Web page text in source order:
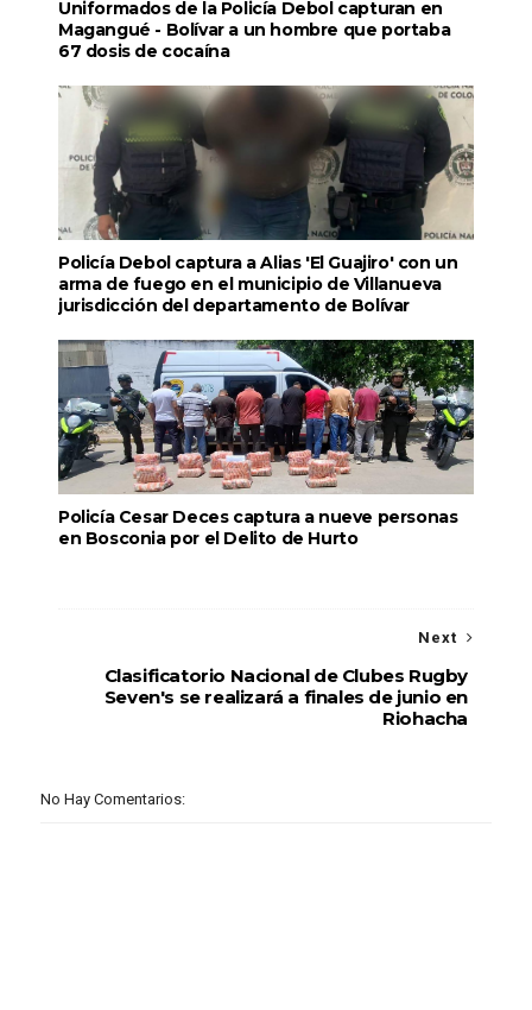
Uniformados de la Policía Debol capturan en
Magangué - Bolívar a un hombre que portaba
67 dosis de cocaína
Policía Debol captura a Alias 'El Guajiro' con un
arma de fuego en el municipio de Villanueva
jurisdicción del departamento de Bolívar
Policía Cesar Deces captura a nueve personas
en Bosconia por el Delito de Hurto
Next
Clasificatorio Nacional de Clubes Rugby
Seven's se realizará a finales de junio en
Riohacha
No Hay Comentarios: